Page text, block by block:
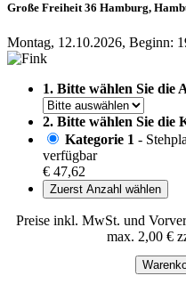
Große Freiheit 36 Hamburg,
Montag, 12.10.2026, Beginn:
1. Bitte wählen Sie die
2. Bitte wählen Sie die
Kategorie 1 -
verfügbar
€ 47,62
Zuerst Anzahl wählen
Preise inkl. MwSt. und
max. 2,00 €